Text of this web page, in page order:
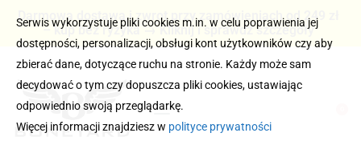
Darmowa dostawa i zwrot przy zamówieniach od 249 zł
– kup bez ryzyka → Kliknij i sprawdź szczegóły
Serwis wykorzystuje pliki cookies m.in. w celu poprawienia jej
dostępności, personalizacji, obsługi kont użytkowników czy aby
zbierać dane, dotyczące ruchu na stronie. Każdy może sam
decydować o tym czy dopuszcza pliki cookies, ustawiając
odpowiednio swoją przeglądarkę.
Więcej informacji znajdziesz w polityce prywatności